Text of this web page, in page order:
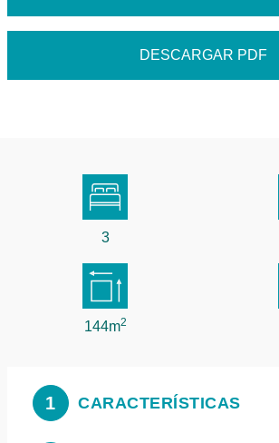
DESCARGAR PDF
3
144m2
1 CARACTERÍSTICAS